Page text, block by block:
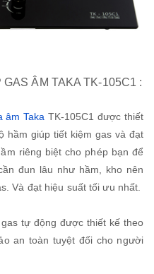
ÂM TAKA TK-105C1 :
âm Taka TK-105C1 được thiết
hầm giúp tiết kiệm gas và đạt
riêng biệt cho phép bạn để
đun lâu như hầm, kho nên
Và đạt hiệu suất tối ưu nhất.
tự động được thiết kế theo
an toàn tuyệt đối cho người